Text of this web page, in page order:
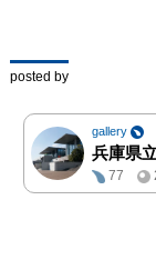
［常設展示室１］
重要文化財指定
示 本多錦吉郎《
女》
posted by
gallery
兵庫県
77